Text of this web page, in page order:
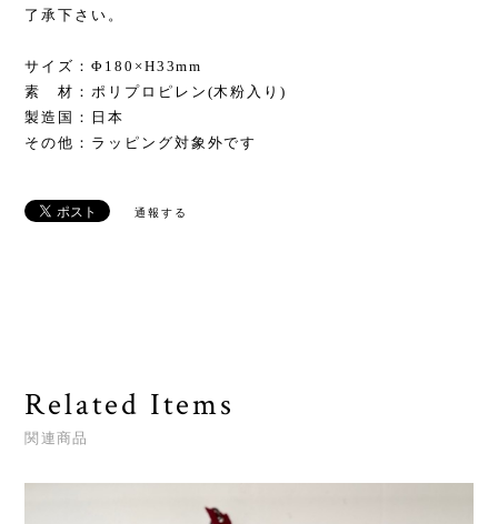
了承下さい。
サイズ：Φ180×H33mm
素 材：ポリプロピレン(木粉入り)
製造国：日本
その他：ラッピング対象外です
通報する
Related Items
関連商品